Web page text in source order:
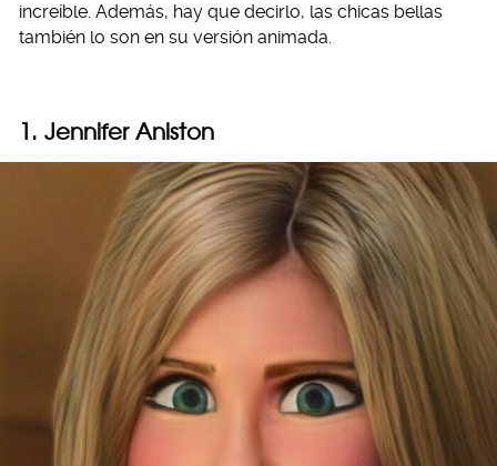
increíble. Además, hay que decirlo, las chicas bellas
también lo son en su versión animada.
1. Jennifer Aniston